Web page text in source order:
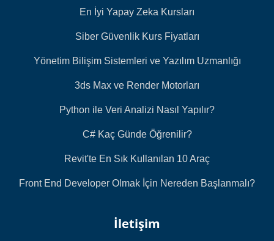
En İyi Yapay Zeka Kursları
Siber Güvenlik Kurs Fiyatları
Yönetim Bilişim Sistemleri ve Yazılım Uzmanlığı
3ds Max ve Render Motorları
Python ile Veri Analizi Nasıl Yapılır?
C# Kaç Günde Öğrenilir?
Revit'te En Sık Kullanılan 10 Araç
Front End Developer Olmak İçin Nereden Başlanmalı?
İletişim